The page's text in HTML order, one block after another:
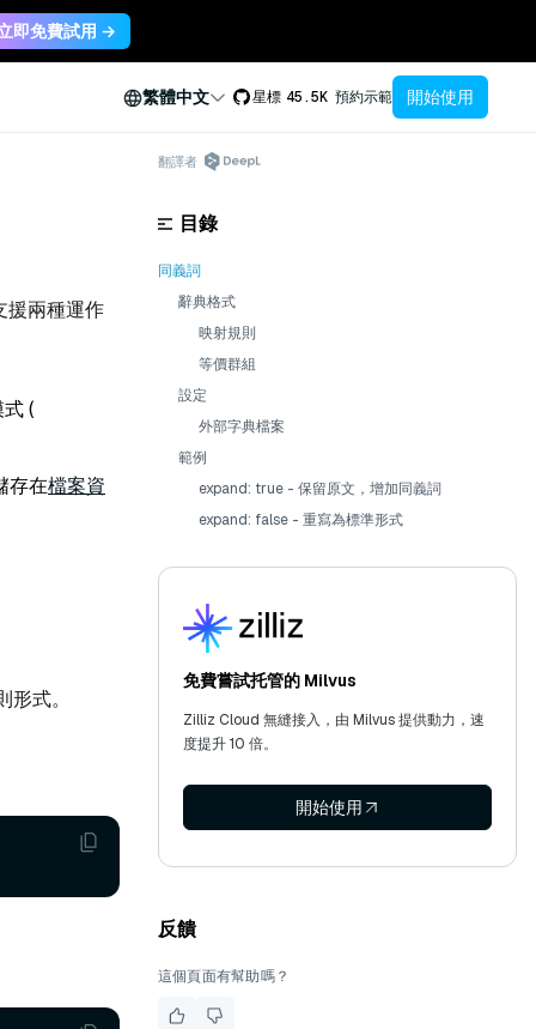
即免費試用 →
繁體中文 星標 45.5K 預約示範 開始使用
援兩種運作
(
存在檔案資
式。
翻譯者
目錄
同義詞
辭典格式
映射規則
等價群組
設定
外部字典檔案
範例
expand: true - 保留原文，增加同義詞
expand: false - 重寫為標準形式
免費嘗試托管的 Milvus
Zilliz Cloud 無縫接入，由 Milvus 提供動力，速
度提升 10 倍。
開始使用
反饋
這個頁面有幫助嗎？